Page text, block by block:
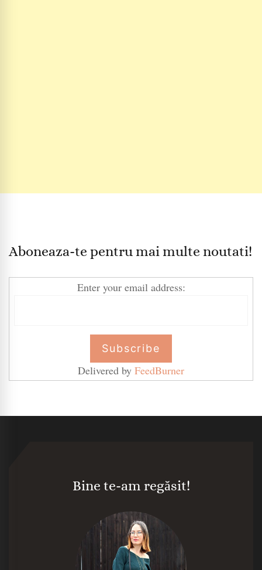
Aboneaza-te pentru mai multe noutati!
Enter your email address:
Delivered by FeedBurner
Bine te-am regăsit!